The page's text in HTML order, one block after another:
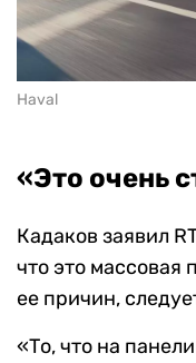
Haval
«Это очень
Кадаков заявил
что это массовая
ее причин,
«То, что на